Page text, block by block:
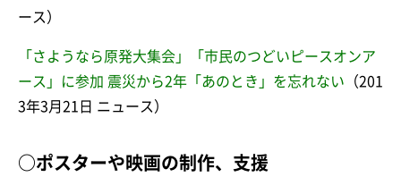
ース）
「さようなら原発大集会」「市民のつどいピースオンア
ース」に参加 震災から2年「あのとき」を忘れない （201
3年3月21日 ニュース）
○ポスターや映画の制作、支援